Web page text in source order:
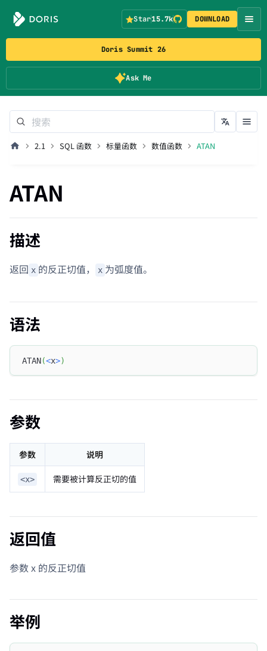
Doris Summit 26
Ask Me
Star15.7k DOWNLOAD
2.1 SQL 函数 标量函数 数值函数 ATAN
ATAN
描述
返回 x 的反正切值， x 为弧度值。
语法
ATAN(<x>)
参数
参数 说明
<x> 需要被计算反正切的值
返回值
参数 x 的反正切值
举例